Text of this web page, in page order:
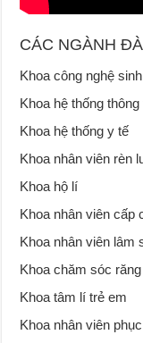
CÁC NGÀNH
Khoa công nghệ
Khoa hệ thống thông
Khoa hệ thống y tế
Khoa nhân viên rèn
Khoa hộ lí
Khoa nhân viên cấp
Khoa nhân viên lâm
Khoa chăm sóc
Khoa tâm lí trẻ em
Khoa nhân viên